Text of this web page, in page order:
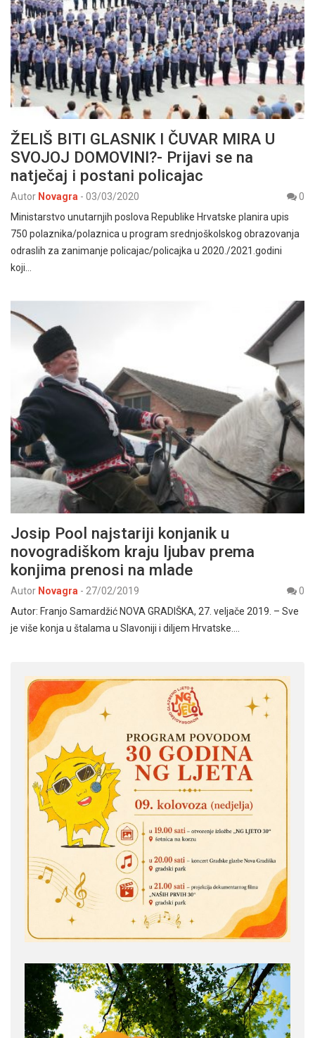
ŽELIŠ BITI GLASNIK I ČUVAR MIRA U
SVOJOJ DOMOVINI?- Prijavi se na
natječaj i postani policajac
Autor Novagra - 03/03/2020
0
Ministarstvo unutarnjih poslova Republike Hrvatske planira upis
750 polaznika/polaznica u program srednjoškolskog obrazovanja
odraslih za zanimanje policajac/policajka u 2020./2021.godini
koji…
Josip Pool najstariji konjanik u
novogradiškom kraju ljubav prema
konjima prenosi na mlade
Autor Novagra - 27/02/2019
0
Autor: Franjo Samardžić NOVA GRADIŠKA, 27. veljače 2019. – Sve
je više konja u štalama u Slavoniji i diljem Hrvatske.…